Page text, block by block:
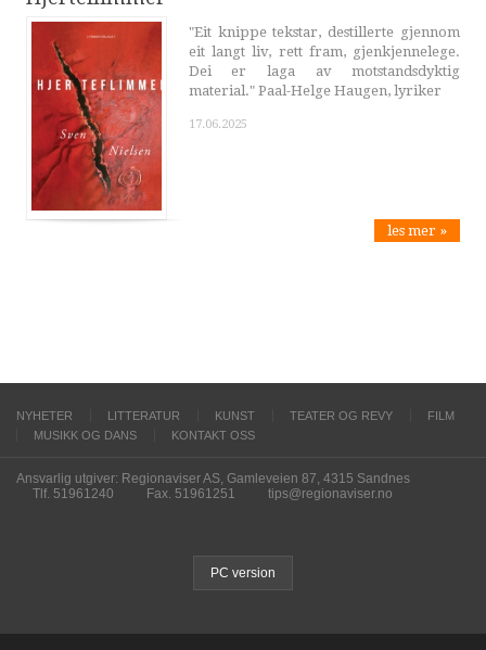
"Eit knippe tekstar, destillerte gjennom
eit langt liv, rett fram, gjenkjennelege.
Dei er laga av motstandsdyktig
material." Paal-Helge Haugen, lyriker
17.06.2025
les mer »
NYHETER LITTERATUR KUNST TEATER OG REVY
FILM
MUSIKK OG DANS
KONTAKT OSS
Ansvarlig utgiver: Regionaviser AS, Gamleveien 87, 4315 Sandnes
Tlf. 51961240
Fax. 51961251 tips@regionaviser.no
PC version